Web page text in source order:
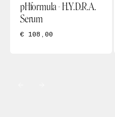
pHformula - H.Y.D.R.A.
Serum
€ 108,00